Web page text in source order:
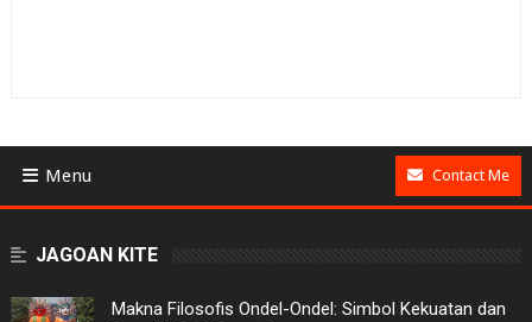
Menu Contact Me
JAGOAN KITE
Makna Filosofis Ondel-Ondel: Simbol Kekuatan dan